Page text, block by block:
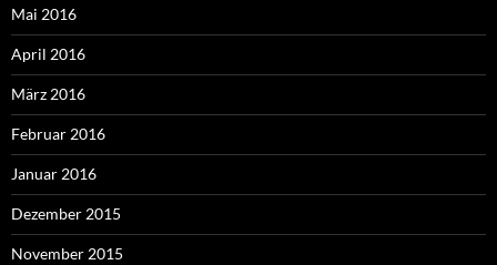
Mai 2016
April 2016
März 2016
Februar 2016
Januar 2016
Dezember 2015
November 2015